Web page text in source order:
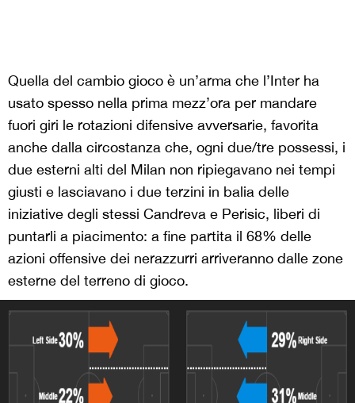
Quella del cambio gioco è un’arma che l’Inter ha
usato spesso nella prima mezz’ora per mandare
fuori giri le rotazioni difensive avversarie, favorita
anche dalla circostanza che, ogni due/tre possessi, i
due esterni alti del Milan non ripiegavano nei tempi
giusti e lasciavano i due terzini in balia delle
iniziative degli stessi Candreva e Perisic, liberi di
puntarli a piacimento: a fine partita il 68% delle
azioni offensive dei nerazzurri arriveranno dalle zone
esterne del terreno di gioco.